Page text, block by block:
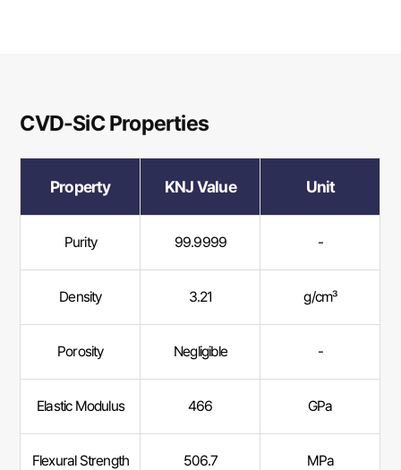
CVD-SiC Properties
Property KNJ Value Unit
Purity 99.9999 -
Density 3.21 g/cm³
Porosity Negligible -
Elastic Modulus 466 GPa
Flexural Strength 506.7 MPa